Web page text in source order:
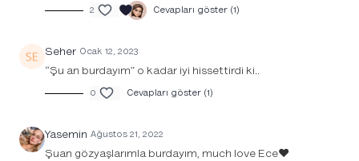
2 Cevapları göster (1)
Seher Ocak 12, 2023
“Şu an burdayım” o kadar iyi hissettirdi ki..
0 Cevapları göster (1)
Yasemin Ağustos 21, 2022
Şuan gözyaşlarımla burdayım, much love Ece❤️